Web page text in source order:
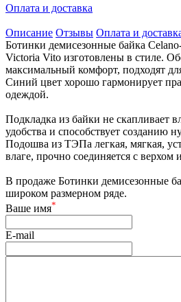
Оплата и доставка
Описание Отзывы Оплата и
Ботинки демисезонные байка
Victoria Vito изготовлены в стиле.
максимальный комфорт, подходят
Синий цвет хорошо гармонирует
одеждой.
Подкладка из байки не скапливает
удобства и способствует созданию
Подошва из ТЭПа легкая, мягкая,
влаге, прочно соединяется с верхом
В продаже Ботинки демисезонные
широком размерном ряде.
Ваше имя*
E-mail